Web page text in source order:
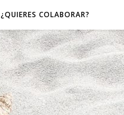
¿QUIERES COLABORAR?